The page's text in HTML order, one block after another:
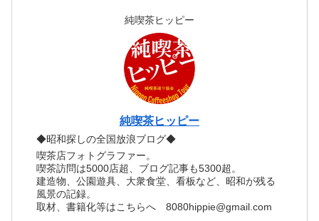
純喫茶ヒッピー
純喫茶ヒッピー
◆昭和探しの全国放浪ブログ◆
喫茶店フォトグラファー。
喫茶訪問は5000店超、ブログ記事も5300超。
建造物、公園遊具、大衆食堂、看板など、昭和が残る
風景の記録。
取材、書籍化等はこちらへ 8080hippie@gmail.com